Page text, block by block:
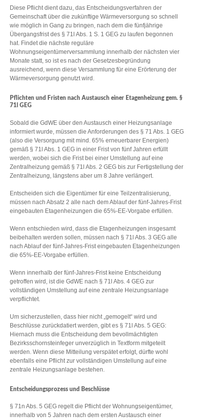
Diese Pflicht dient dazu, das Entscheidungsverfahren der
Gemeinschaft über die zukünftige Wärmeversorgung so schnell
wie möglich in Gang zu bringen, nach dem die fünfjährige
Übergangsfrist des § 71l Abs. 1 S. 1 GEG zu laufen begonnen
hat. Findet die nächste reguläre
Wohnungseigentümerversammlung innerhalb der nächsten vier
Monate statt, so ist es nach der Gesetzesbegründung
ausreichend, wenn diese Versammlung für eine Erörterung der
Wärmeversorgung genutzt wird.
Pflichten und Fristen nach Austausch einer Etagenheizung gem. §
71l GEG
Sobald die GdWE über den Austausch einer Heizungsanlage
informiert wurde, müssen die Anforderungen des § 71 Abs. 1 GEG
(also die Versorgung mit mind. 65% erneuerbarer Energien)
gemäß § 71l Abs. 1 GEG in einer Frist von fünf Jahren erfüllt
werden, wobei sich die Frist bei einer Umstellung auf eine
Zentralheizung gemäß § 71l Abs. 2 GEG bis zur Fertigstellung der
Zentralheizung, längstens aber um 8 Jahre verlängert.
Entscheiden sich die Eigentümer für eine Teilzentralisierung,
müssen nach Absatz 2 alle nach dem Ablauf der fünf-Jahres-Frist
eingebauten Etagenheizungen die 65%-EE-Vorgabe erfüllen.
Wenn entschieden wird, dass die Etagenheizungen insgesamt
beibehalten werden sollen, müssen nach § 71l Abs. 3 GEG alle
nach Ablauf der fünf-Jahres-Frist eingebauten Etagenheizungen
die 65%-EE-Vorgabe erfüllen.
Wenn innerhalb der fünf-Jahres-Frist keine Entscheidung
getroffen wird, ist die GdWE nach § 71l Abs. 4 GEG zur
vollständigen Umstellung auf eine zentrale Heizungsanlage
verpflichtet.
Um sicherzustellen, dass hier nicht „gemogelt“ wird und
Beschlüsse zurückdatiert werden, gibt es § 71l Abs. 5 GEG:
Hiernach muss die Entscheidung dem bevollmächtigten
Bezirksschornsteinfeger unverzüglich in Textform mitgeteilt
werden. Wenn diese Mitteilung verspätet erfolgt, dürfte wohl
ebenfalls eine Pflicht zur vollständigen Umstellung auf eine
zentrale Heizungsanlage bestehen.
Entscheidungsprozess und Beschlüsse
§ 71n Abs. 5 GEG regelt die Pflicht der Wohnungseigentümer,
innerhalb von 5 Jahren nach dem ersten Austausch einer